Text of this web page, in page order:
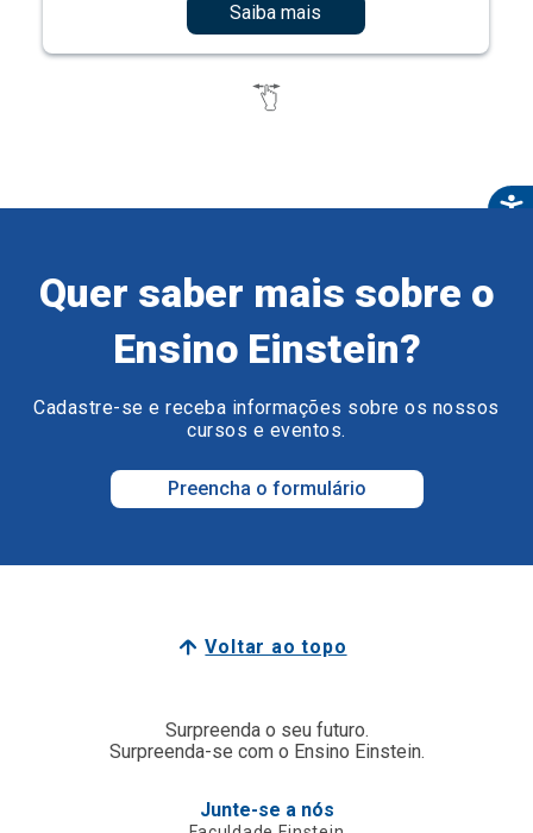
Saiba mais
Quer saber mais sobre o
Ensino Einstein?
Cadastre-se e receba informações sobre os nossos
cursos e eventos.
Preencha o formulário
Voltar ao topo
Surpreenda o seu futuro.
Surpreenda-se com o Ensino Einstein.
Junte-se a nós